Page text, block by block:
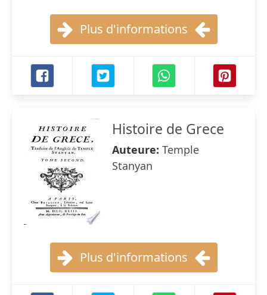
Plus d'informations
Histoire de Grece
Auteure: Temple
Stanyan
Plus d'informations